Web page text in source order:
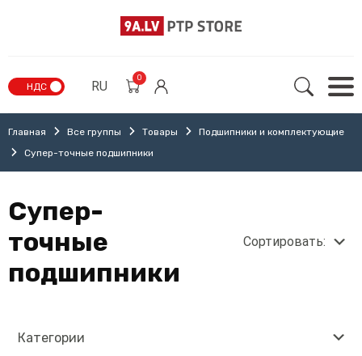
НДС RU
0
Главная Все группы Товары
Подшипники и комплектующие
Супер-точные подшипники
Категории
Супер-
точные
подшипники
Сортировать: